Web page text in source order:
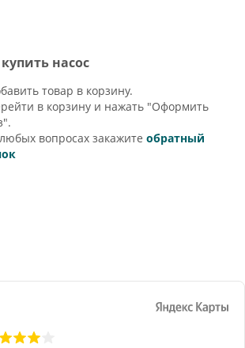
насос
товар в корзину.
в корзину и нажать "Оформить
вопросах закажите обратный